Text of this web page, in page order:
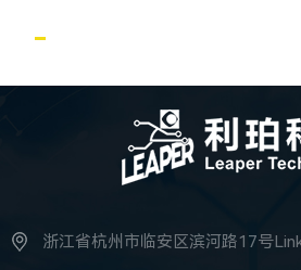
浙江省杭州市临安区滨河路17号